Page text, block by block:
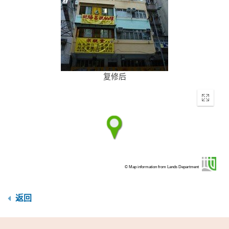
复修后
Enter
© Map information from Lands Department
返回